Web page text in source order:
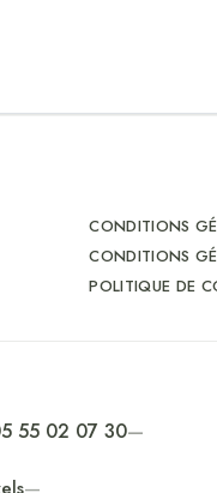
CONDITIONS
CONDITIONS
POLITIQUE DE
55 02 07 30—